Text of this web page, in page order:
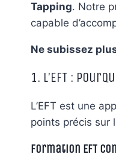
Tapping. Notre
capable
Ne subissez
1. L’EFT :
L’EFT est une
points précis sur
Formation EFT